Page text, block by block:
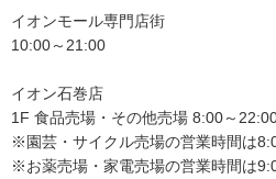
イオンモール専門店街
10:00～21:00
イオン石巻店
1F 食品売場・その他売場 8:00～
※園芸・サイクル売場の営業時間は
※お薬売場・家電売場の営業時間は